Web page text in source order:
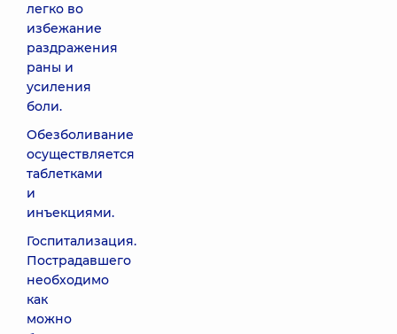
легко во
избежание
раздражения
раны и
усиления
боли.
Обезболивание
осуществляется
таблетками
и
инъекциями.
Госпитализация.
Пострадавшего
необходимо
как
можно